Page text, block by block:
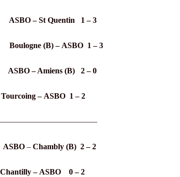
ASBO – St Quentin 1 – 3
Boulogne (B) – ASBO 1 – 3
ASBO – Amiens (B) 2 – 0
Tourcoing – ASBO 1 – 2
ASBO – Chambly (B) 2 – 2
Chantilly – ASBO 0 – 2